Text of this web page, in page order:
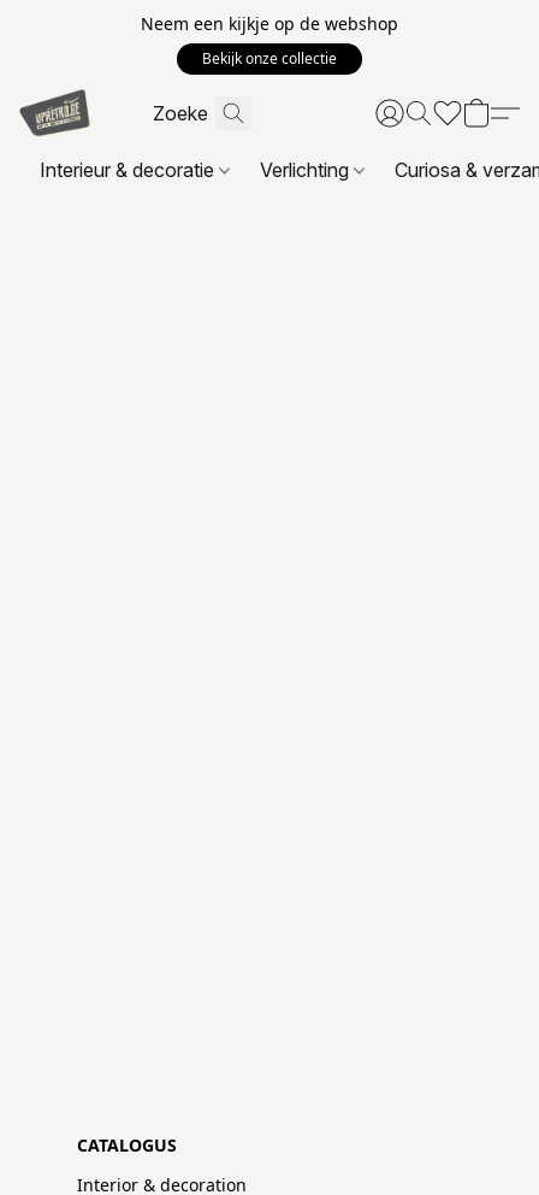
Neem een kijkje op de webshop
Bekijk onze collectie
Interieur & decoratie Verlichting Curiosa &
CATALOGUS
Interior & decoration